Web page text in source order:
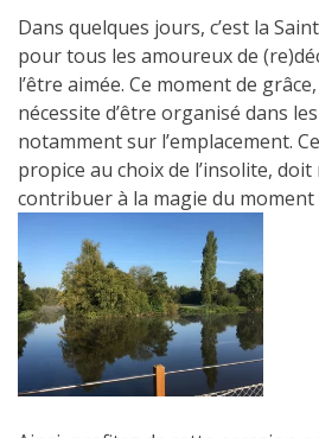
Dans quelques jours, c’est la
pour tous les amoureux de
l’être aimée. Ce moment de
nécessite d’être organisé dans
notamment sur l’emplacement.
propice au choix de l’insolite,
contribuer à la magie du moment